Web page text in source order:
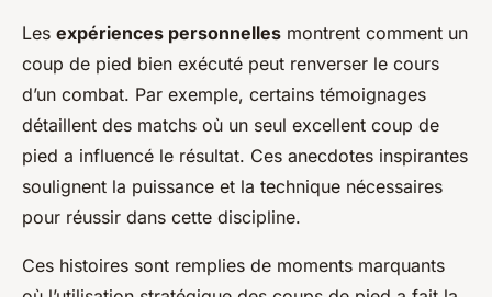
Les expériences personnelles montrent comment un
coup de pied bien exécuté peut renverser le cours
d’un combat. Par exemple, certains témoignages
détaillent des matchs où un seul excellent coup de
pied a influencé le résultat. Ces anecdotes inspirantes
soulignent la puissance et la technique nécessaires
pour réussir dans cette discipline.
Ces histoires sont remplies de moments marquants